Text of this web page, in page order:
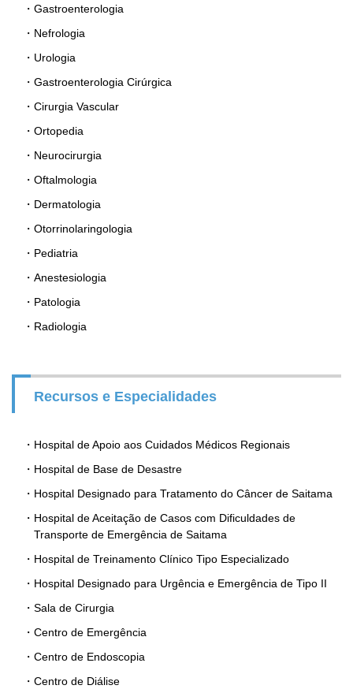
Gastroenterologia
Nefrologia
Urologia
Gastroenterologia Cirúrgica
Cirurgia Vascular
Ortopedia
Neurocirurgia
Oftalmologia
Dermatologia
Otorrinolaringologia
Pediatria
Anestesiologia
Patologia
Radiologia
Recursos e Especialidades
Hospital de Apoio aos Cuidados Médicos Regionais
Hospital de Base de Desastre
Hospital Designado para Tratamento do Câncer de Saitama
Hospital de Aceitação de Casos com Dificuldades de
Transporte de Emergência de Saitama
Hospital de Treinamento Clínico Tipo Especializado
Hospital Designado para Urgência e Emergência de Tipo II
Sala de Cirurgia
Centro de Emergência
Centro de Endoscopia
Centro de Diálise